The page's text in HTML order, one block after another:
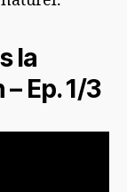
la
Ep. 1/3